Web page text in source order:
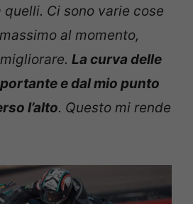
quelli. Ci sono varie cose
al momento,
La curva delle
e dal mio punto
l’alto. Questo mi rende